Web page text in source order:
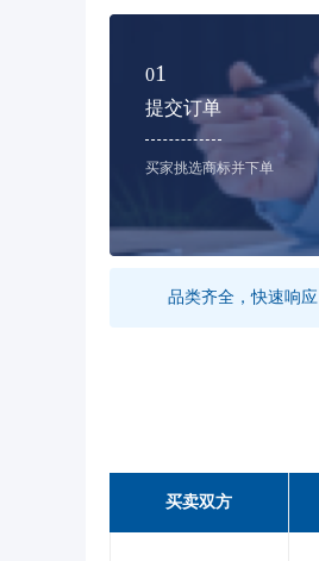
01
提交订单
买家挑选商标并下单
品类齐全，快速响应
买卖双方